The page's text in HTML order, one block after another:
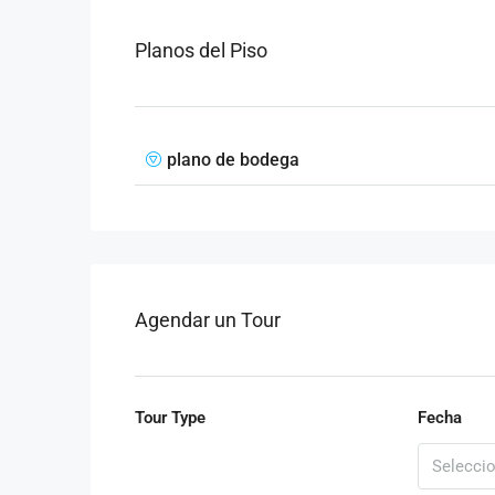
Planos del Piso
plano de bodega
Agendar un Tour
Tour Type Fecha